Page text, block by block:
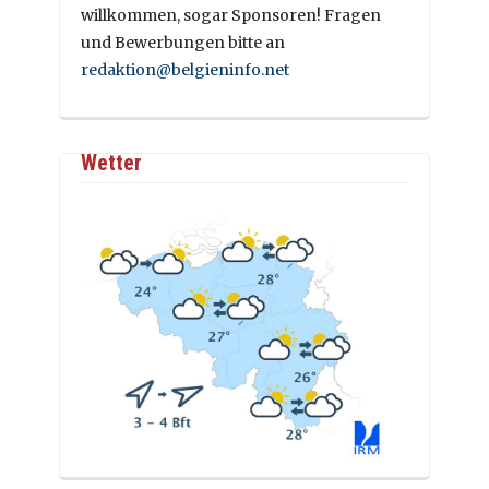
willkommen, sogar Sponsoren! Fragen
und Bewerbungen bitte an
redaktion@belgieninfo.net
Wetter